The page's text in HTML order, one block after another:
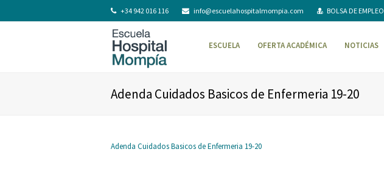
+34 942 016 116 info@escuelahospitalmompia.com BOLSA DE EMPLEO
ESCUELA OFERTA ACADÉMICA NOTICIAS
Adenda Cuidados Basicos de Enfermeria 19-20
Adenda Cuidados Basicos de Enfermeria 19-20